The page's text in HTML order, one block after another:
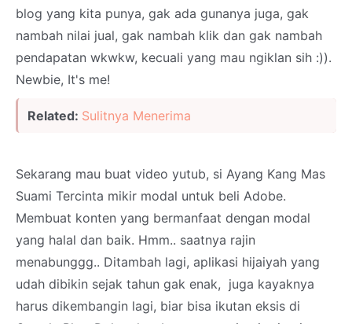
blog yang kita punya, gak ada gunanya juga, gak
nambah nilai jual, gak nambah klik dan gak nambah
pendapatan wkwkw, kecuali yang mau ngiklan sih :)).
Newbie, It's me!
Related: Sulitnya Menerima
Sekarang mau buat video yutub, si Ayang Kang Mas
Suami Tercinta mikir modal untuk beli Adobe.
Membuat konten yang bermanfaat dengan modal
yang halal dan baik. Hmm.. saatnya rajin
menabunggg.. Ditambah lagi, aplikasi hijaiyah yang
udah dibikin sejak tahun gak enak, juga kayaknya
harus dikembangin lagi, biar bisa ikutan eksis di